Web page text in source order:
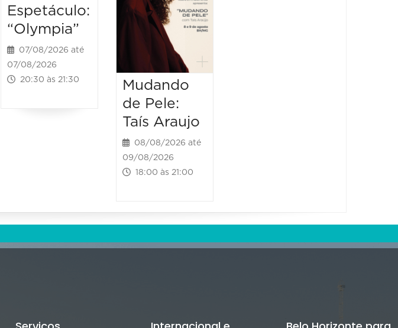
Espetáculo:
“Olympia”
07/08/2026 até
07/08/2026
20:30 às 21:30
Mudando
de Pele:
Taís Araujo
08/08/2026 até
09/08/2026
18:00 às 21:00